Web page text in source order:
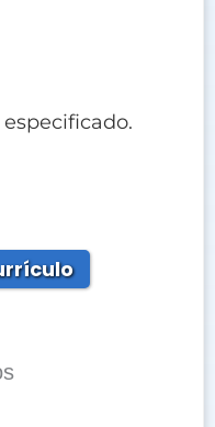
especificado.